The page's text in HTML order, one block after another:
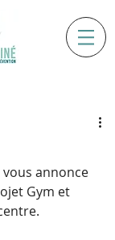
vous annonce
Gym et